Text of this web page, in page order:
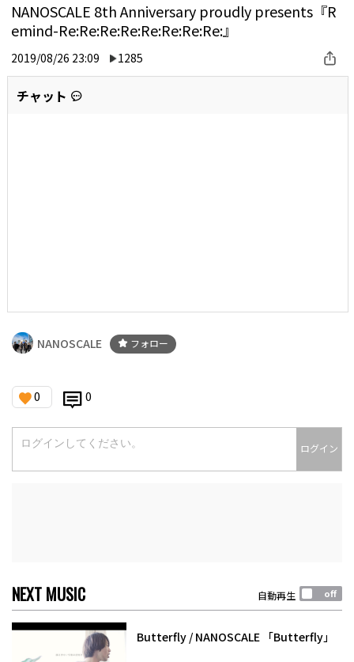
NANOSCALE 8th Anniversary proudly presents『R
emind-Re:Re:Re:Re:Re:Re:Re:Re:』
2019/08/26 23:09 1285
チャット
NANOSCALE フォロー
0 0
ログイン
NEXT MUSIC 自動再生
Butterfly / NANOSCALE 「Butterfly」